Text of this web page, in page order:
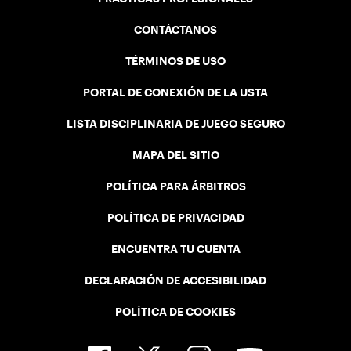
CONTÁCTANOS
TÉRMINOS DE USO
PORTAL DE CONEXIÓN DE LA USTA
LISTA DISCIPLINARIA DE JUEGO SEGURO
MAPA DEL SITIO
POLÍTICA PARA ÁRBITROS
POLÍTICA DE PRIVACIDAD
ENCUENTRA TU CUENTA
DECLARACIÓN DE ACCESIBILIDAD
POLÍTICA DE COOKIES